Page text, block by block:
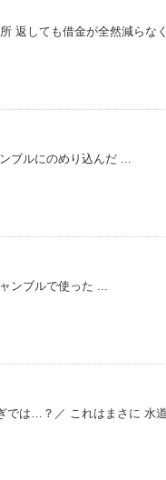
返しても借金が全然減らな
ブルにのめり込んだ ...
ンブルで使った ...
では…？／ これはまさに 水